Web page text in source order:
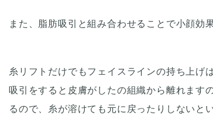
また、脂肪吸引と組み合わせることで小顔効
糸リフトだけでもフェイスラインの持ち上げ
吸引をすると皮膚がしたの組織から離れます
るので、糸が溶けても元に戻ったりしないと